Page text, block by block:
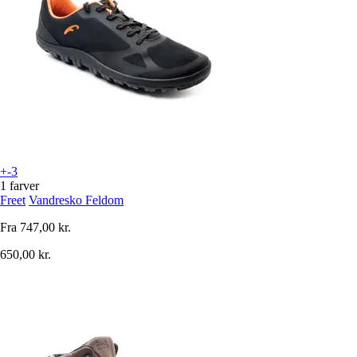
+-3
1 farver
Freet Vandresko Feldom
Fra 747,00 kr.
650,00 kr.